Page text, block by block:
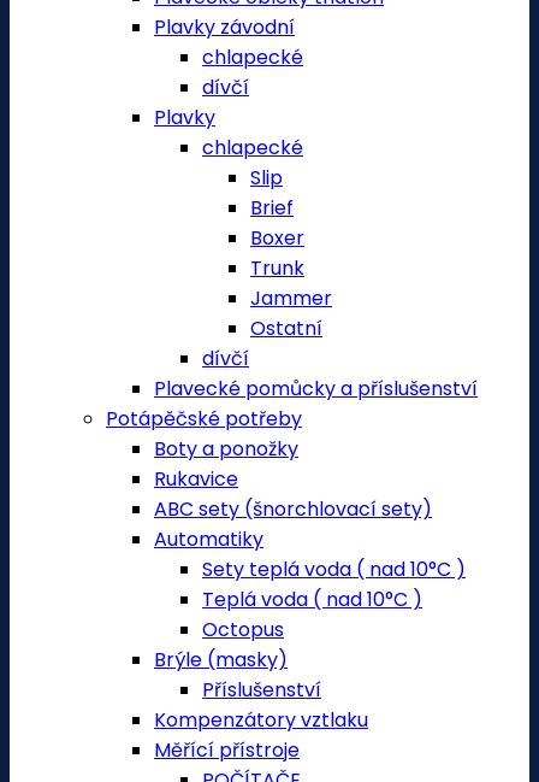
Plavky závodní
chlapecké
dívčí
Plavky
chlapecké
Slip
Brief
Boxer
Trunk
Jammer
Ostatní
dívčí
Plavecké pomůcky a příslušenství
Potápěčské potřeby
Boty a ponožky
Rukavice
ABC sety (šnorchlovací sety)
Automatiky
Sety teplá voda ( nad 10°C )
Teplá voda ( nad 10°C )
Octopus
Brýle (masky)
Příslušenství
Kompenzátory vztlaku
Měřící přístroje